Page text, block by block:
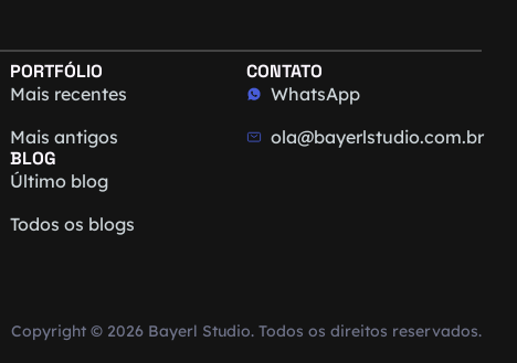
PORTFÓLIO
Mais recentes
Mais antigos
BLOG
Último blog
Todos os blogs
CONTATO
WhatsApp
ola@bayerlstudio.com.br
Copyright © 2026 Bayerl Studio. Todos os direitos reservados.